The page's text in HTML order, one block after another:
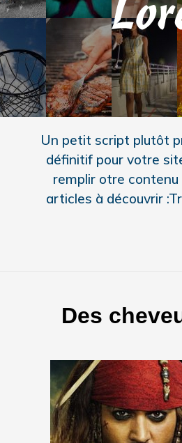
Un petit script plutôt
définitif pour votre
remplir otre
articles à découvrir
Des